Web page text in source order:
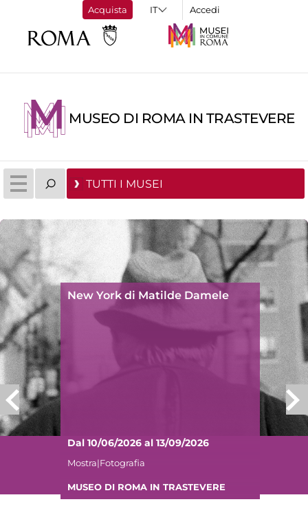
Acquista Accedi
MUSEO DI ROMA IN TRASTEVERE
TUTTI I MUSEI
New York di Matilde Damele
Dal 10/06/2026 al 13/09/2026
Mostra|Fotografia
MUSEO DI ROMA IN TRASTEVERE